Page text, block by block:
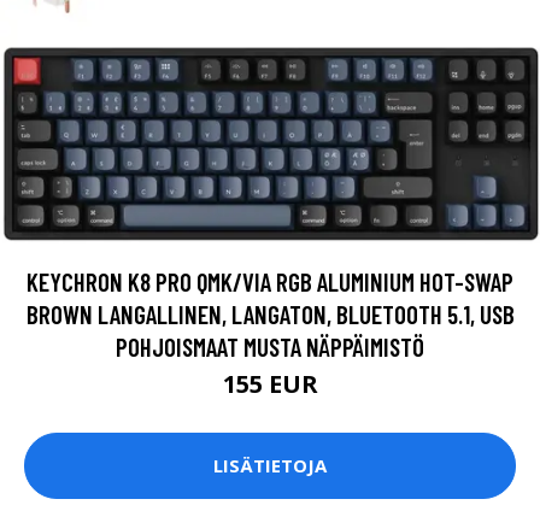
KEYCHRON K8 PRO QMK/VIA RGB ALUMINIUM HOT-SWAP
BROWN LANGALLINEN, LANGATON, BLUETOOTH 5.1, USB
POHJOISMAAT MUSTA NÄPPÄIMISTÖ
155 EUR
LISÄTIETOJA